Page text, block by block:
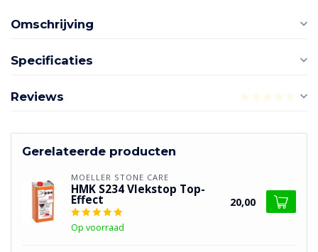
Omschrijving
Specificaties
Reviews
Gerelateerde producten
MOELLER STONE CARE
HMK S234 Vlekstop Top-
Effect
Op voorraad
20,00